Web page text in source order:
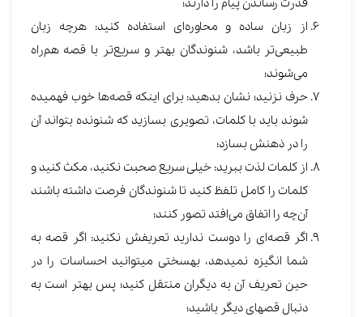
از زبان ساده و محاوره‌ای استفاده کنید: هرچه زبان
طبیعی‌تر باشد، شنوندگان بهتر و سریع‌تر با قصه هم‌راه
می‌شوند؛
حرف نزنید؛ نشان بدهید: برای این‎که قصه‌ها خوب فهمیده
شوند باید با کلمات، تصویری بسازید که شنونده بتواند آن
را در ذهنش بسازد؛
از کلمات لذت ببرید: خیلی سریع صحبت نکنید، مکث کنید و
کلمات را کامل تلفظ کنید تا شنوندگان فرصت داشته باشند
آن‌چه را اتفاق می‌افتد تصور کنند؛
اگر قصه‌ای را دوست ندارید تعریفش نکنید: اگر قصه به
شما انگیزه نمی‎دهد، به‎سختی می‎توانید احساسات را در
حین تعریف آن به دیگران منتقل کنید؛ پس بهتر است به
دنبال قصه‎ای دیگر باشید؛